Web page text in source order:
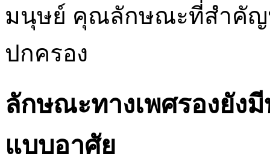
มนุษย์ คุณลักษณะที่สำคัญ
ปกครอง
ลักษณะทางเพศรองยัง
แบบอาศัย